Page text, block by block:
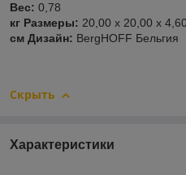
Вес: 0,78
кг Размеры: 20,00 x 20,00 x 4,60
см Дизайн: BergHOFF Бельгия
Скрыть
Характеристики